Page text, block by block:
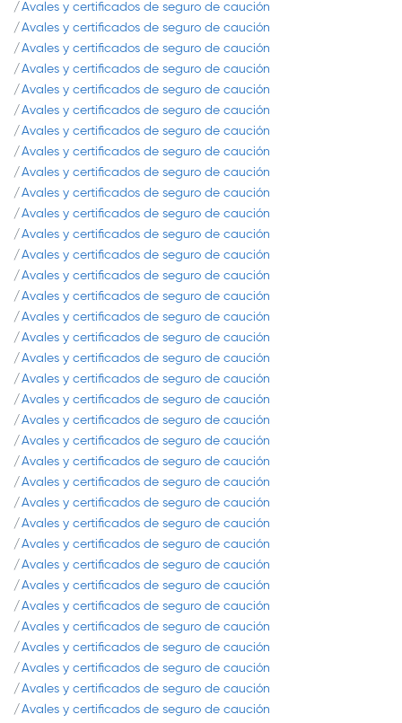
Avales y certificados de seguro de caución
Avales y certificados de seguro de caución
Avales y certificados de seguro de caución
Avales y certificados de seguro de caución
Avales y certificados de seguro de caución
Avales y certificados de seguro de caución
Avales y certificados de seguro de caución
Avales y certificados de seguro de caución
Avales y certificados de seguro de caución
Avales y certificados de seguro de caución
Avales y certificados de seguro de caución
Avales y certificados de seguro de caución
Avales y certificados de seguro de caución
Avales y certificados de seguro de caución
Avales y certificados de seguro de caución
Avales y certificados de seguro de caución
Avales y certificados de seguro de caución
Avales y certificados de seguro de caución
Avales y certificados de seguro de caución
Avales y certificados de seguro de caución
Avales y certificados de seguro de caución
Avales y certificados de seguro de caución
Avales y certificados de seguro de caución
Avales y certificados de seguro de caución
Avales y certificados de seguro de caución
Avales y certificados de seguro de caución
Avales y certificados de seguro de caución
Avales y certificados de seguro de caución
Avales y certificados de seguro de caución
Avales y certificados de seguro de caución
Avales y certificados de seguro de caución
Avales y certificados de seguro de caución
Avales y certificados de seguro de caución
Avales y certificados de seguro de caución
Avales y certificados de seguro de caución